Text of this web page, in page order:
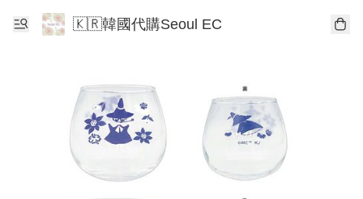
🇰🇷韓國代購Seoul EC